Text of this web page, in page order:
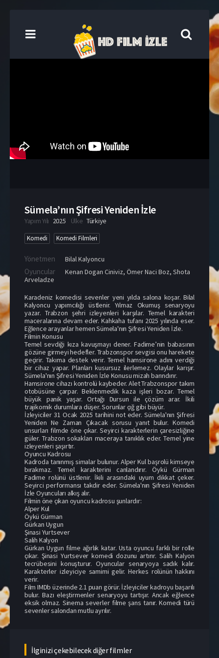
Sümela’nın Şifresi Yeniden İzle
Yapım Yılı 2025 Ülke Türkiye
Komedi Komedi Filmleri
Yönetmen Bilal Kalyoncu
Oyuncular Kenan Dogan Ciniviz, Ömer Naci Boz, Shota
Arveladze
Karadeniz komedisi sevenler yeni yılda salona koşar. Bilal
Kalyoncu yapımcılığı üstlenir. Yılmaz Okumuş senaryoyu
yazar. Trabzon şehri izleyenleri karşılar. Temel karakteri
maceralarına devam eder. Kahkaha tufanı 2025 yılında eser.
Eğlence arayanlar hemen Sümela'nın Şifresi Yeniden İzle.
Filmin Konusu
Temel sevdiği kıza kavuşmayı dener. Fadime’nin babasının
gözüne girmeyi hedefler. Trabzonspor sevgisi onu harekete
geçirir. Takıma destek verir. Temel hamsirone adını verdiği
bir cihaz yapar. Planları kusursuz ilerlemez. Olaylar karışır.
Sümela'nın Şifresi Yeniden İzle Konusu mizah barındırır.
Hamsirone cihazı kontrolü kaybeder. Alet Trabzonspor takım
otobüsüne çarpar. Beklenmedik kaza işleri bozar. Temel
büyük panik yaşar. Ortağı Dursun ile çözüm arar. İkili
trajikomik durumlara düşer. Sorunlar çığ gibi büyür.
İzleyiciler 31 Ocak 2025 tarihini not eder. Sümela'nın Şifresi
Yeniden Ne Zaman Çıkacak sorusu yanıt bulur. Komedi
unsurları filmde öne çıkar. Seyirci karakterlerin çaresizliğine
güler. Trabzon sokakları maceraya tanıklık eder. Temel yine
izleyenleri şaşırtır.
Oyuncu Kadrosu
Kadroda tanınmış simalar bulunur. Alper Kul başrolü kimseye
bırakmaz. Temel karakterini canlandırır. Öykü Gürman
Fadime rolünü üstlenir. İkili arasındaki uyum dikkat çeker.
Seyirci performansı takdir eder. Sümela'nın Şifresi Yeniden
İzle Oyuncuları alkış alır.
Filmin öne çıkan oyuncu kadrosu şunlardır:
Alper Kul
Öykü Gürman
Gürkan Uygun
Şinasi Yurtsever
Salih Kalyon
Gürkan Uygun filme ağırlık katar. Usta oyuncu farklı bir rolle
çıkar. Şinasi Yurtsever komedi dozunu artırır. Salih Kalyon
tecrübesini konuşturur. Oyuncular senaryoya sadık kalır.
Karakterler izleyiciye samimi gelir. Herkes rolünün hakkını
verir.
Film IMDb üzerinde 2.1 puan görür. İzleyiciler kadroyu başarılı
bulur. Bazı eleştirmenler senaryoyu tartışır. Ancak eğlence
eksik olmaz. Sinema severler filme şans tanır. Komedi türü
sevenler salondan mutlu ayrılır.
İlginizi çekebilecek diğer filmler